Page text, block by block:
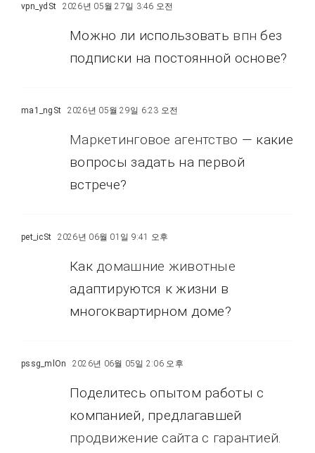
vpn_ydSt 2026년 05월 27일 3:46 오전
Можно ли использовать впн без
подписки на постоянной основе?
ma1_ngSt 2026년 05월 29일 6:23 오전
Маркетинговое агентство — какие
вопросы задать на первой
встрече?
pet_icSt 2026년 06월 01일 9:41 오후
Какдомашние животные
адаптируются к жизни в
многоквартирном доме?
pssg_mlOn 2026년 06월 05일 2:06 오후
Поделитесь опытом работы с
компанией, предлагавшей
продвижение сайта с гарантией.